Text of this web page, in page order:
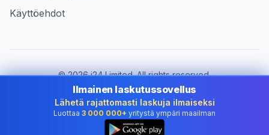
Käyttöehdot
©2026i24 Limited. All rights reserved.
Palvelemme yrityksiä maassa Finland
Vaihda maa:
Finland
Ilmainen laskutussovellus
Lähetä rajattomasti laskuja ilmaiseksi
Luottaa 3 000 000+ yritystä ympäri maailman